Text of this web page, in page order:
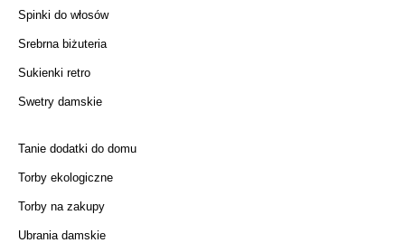
Spinki do włosów
Srebrna biżuteria
Sukienki retro
Swetry damskie
Tanie dodatki do domu
Torby ekologiczne
Torby na zakupy
Ubrania damskie